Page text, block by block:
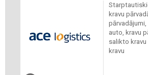
kravu
auto, kravu
salikto
kravu